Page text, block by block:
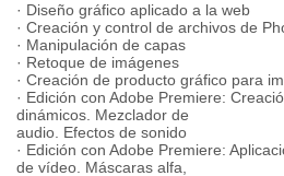
· Diseño gráfico aplicado a la web
· Creación y control de archivos de
· Manipulación de capas
· Retoque de imágenes
· Creación de producto gráfico para
· Edición con Adobe Premiere:
dinámicos. Mezclador de
audio. Efectos de sonido
· Edición con Adobe Premiere:
de vídeo. Máscaras alfa,